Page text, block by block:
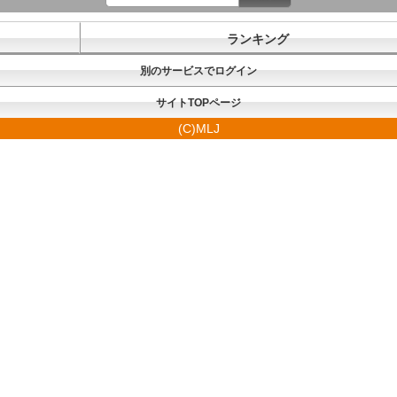
ランキング
別のサービスでログイン
サイトTOPページ
(C)MLJ